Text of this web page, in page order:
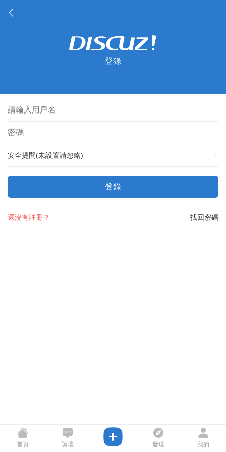
登錄
安全提問(未設置請忽略)
登錄
找回密碼
還沒有註冊？
首頁 論壇 發現 我的